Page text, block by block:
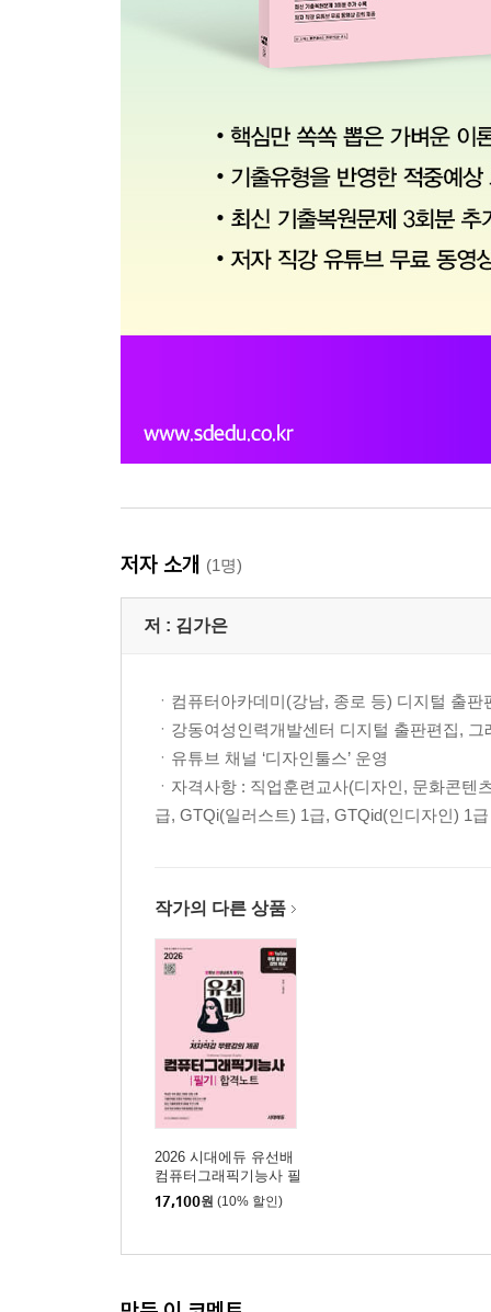
저자 소개 (1명)
저 : 김가은
ㆍ컴퓨터아카데미(강남, 종로 등) 디지털 출
ㆍ강동여성인력개발센터 디지털 출판편집,
ㆍ유튜브 채널 ‘디자인툴스’ 운영
ㆍ자격사항 : 직업훈련교사(디자인, 문화콘
급, GTQi(일러스트) 1급, GTQid(인디자인) 1급
작가의 다른 상품
2026 시대에듀 유선배
컴퓨터그래픽기능사 필
기 합격노트
17,100원 (10% 할인)